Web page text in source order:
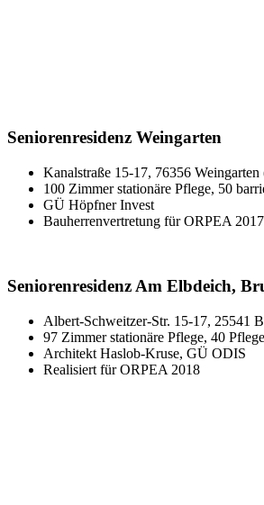
Seniorenresidenz Weingarten
Kanalstraße 15-17, 76356 Weingarten
100 Zimmer stationäre Pflege, 50
GÜ Höpfner Invest
Bauherrenvertretung für ORPEA
Seniorenresidenz Am Elbdeich,
Albert-Schweitzer-Str. 15-17, 25541
97 Zimmer stationäre Pflege, 40
Architekt Haslob-Kruse, GÜ ODIS
Realisiert für ORPEA 2018